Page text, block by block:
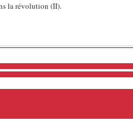
la révolution (II).